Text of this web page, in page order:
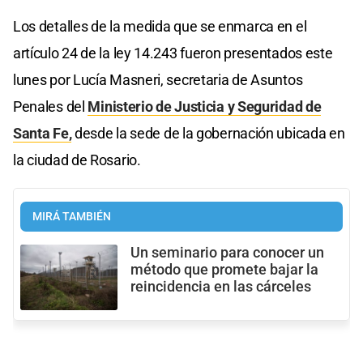
Los detalles de la medida que se enmarca en el
artículo 24 de la ley 14.243 fueron presentados este
lunes por Lucía Masneri, secretaria de Asuntos
Penales del Ministerio de Justicia y Seguridad de
Santa Fe,desde la sede de la gobernación ubicada en
la ciudad de Rosario.
MIRÁ TAMBIÉN
Un seminario para conocer un
método que promete bajar la
reincidencia en las cárceles